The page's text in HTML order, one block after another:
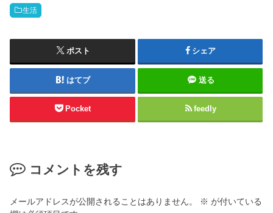
生活
ポスト シェア
はてブ 送る
Pocket feedly
コメントを残す
メールアドレスが公開されることはありません。 ※ が付いている